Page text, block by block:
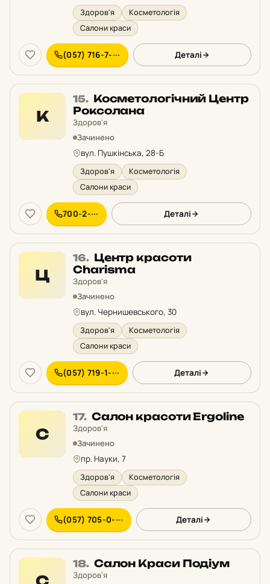
Здоров'я
Косметологія
Салони краси
(057) 716-7-··· Деталі
К
15. Місце
15
у
рейтингу:
Косметологічний Центр
Роксолана
Здоров'я
Зачинено
вул. Пушкінська, 28-Б
Здоров'я
Косметологія
Салони краси
700-2-··· Деталі
Ц
16. Місце
16
у
рейтингу:
Центр красоти
Charisma
Здоров'я
Зачинено
вул. Чернишевського, 30
Здоров'я
Косметологія
Салони краси
(057) 719-1-··· Деталі
С
17. Місце
17
у
Салон красоти Ergoline
Здоров'я
Зачинено
пр. Науки, 7
Здоров'я
Косметологія
Салони краси
(057) 705-0-··· Деталі
18. Місце
18
Салон Краси Подіум
Здоров'я